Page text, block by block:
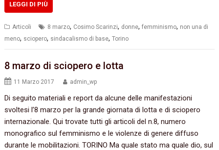
LEGGI DI PIÙ
Articoli 8 marzo, Cosimo Scarinzi, donne,femminismo, non una di
meno, sciopero, sindacalismo di base,Torino
8 marzo di sciopero e lotta
11 Marzo 2017 admin_wp
Di seguito materiali e report da alcune delle manifestazioni
svoltesi l’8 marzo per la grande giornata di lotta e di sciopero
internazionale. Qui trovate tutti gli articoli del n.8, numero
monografico sul femminismo e le violenze di genere diffuso
durante le mobilitazioni. TORINO Ma quale stato ma quale dio, sul